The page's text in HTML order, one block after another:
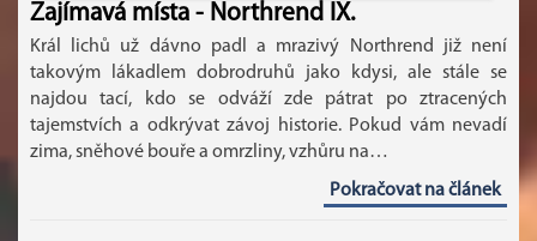
Zajímavá místa - Northrend IX.
Král lichů už dávno padl a mrazivý Northrend již není
takovým lákadlem dobrodruhů jako kdysi, ale stále se
najdou tací, kdo se odváží zde pátrat po ztracených
tajemstvích a odkrývat závoj historie. Pokud vám nevadí
zima, sněhové bouře a omrzliny, vzhůru na…
Pokračovat na článek